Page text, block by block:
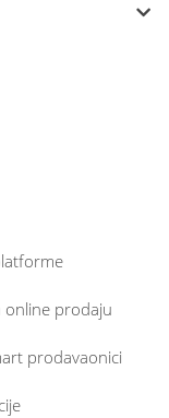
online prodaju
prodavaonici